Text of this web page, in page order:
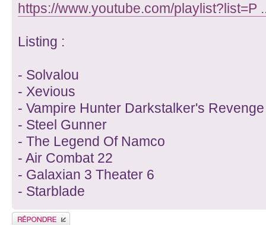
https://www.youtube.com/playlist?list=P
Listing :
- Solvalou
- Xevious
- Vampire Hunter Darkstalker's Revenge
- Steel Gunner
- The Legend Of Namco
- Air Combat 22
- Galaxian 3 Theater 6
- Starblade
Publier une réponse